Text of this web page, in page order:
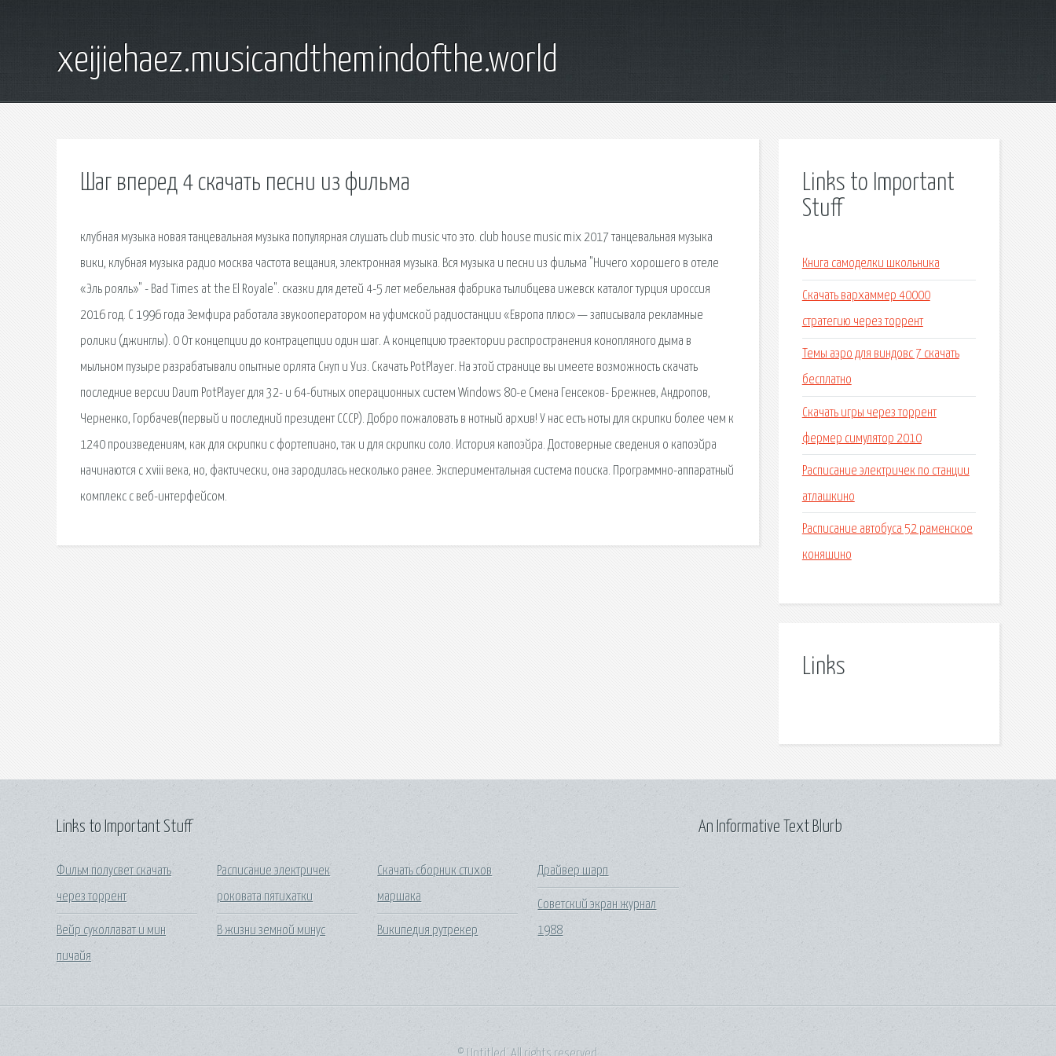
xeijiehaez.musicandthemindofthe.world
Шаг вперед 4 скачать песни из фильма
клубная музыка новая танцевальная музыка популярная слушать club music что это. club house music mix 2017 танцевальная музыка
вики, клубная музыка радио москва частота вещания, электронная музыка. Вся музыка и песни из фильма "Ничего хорошего в отеле
«Эль рояль»" - Bad Times at the El Royale". сказки для детей 4-5 лет мебельная фабрика тылибцева ижевск каталог турция ироссия
2016 год. С 1996 года Земфира работала звукооператором на уфимской радиостанции «Европа плюс» — записывала рекламные
ролики (джинглы). 0 От концепции до контрацепции один шаг. А концепцию траектории распространения конопляного дыма в
мыльном пузыре разрабатывали опытные орлята Снуп и Уиз. Скачать PotPlayer. На этой странице вы имеете возможность скачать
последние версии Daum PotPlayer для 32- и 64-битных операционных систем Windows 80-е Смена Генсеков- Брежнев, Андропов,
Черненко, Горбачев(первый и последний президент СССР). Добро пожаловать в нотный архив! У нас есть ноты для скрипки более чем к
1240 произведениям, как для скрипки с фортепиано, так и для скрипки соло. История капоэйра. Достоверные сведения о капоэйра
начинаются с xviii века, но, фактически, она зародилась несколько ранее. Экспериментальная система поиска. Программно-аппаратный
комплекс с веб-интерфейсом.
Links to Important
Stuff
Книга самоделки школьника
Скачать вархаммер 40000
стратегию через торрент
Темы аэро для виндовс 7 скачать
бесплатно
Скачать игры через торрент
фермер симулятор 2010
Расписание электричек по станции
атлашкино
Расписание автобуса 52 раменское
коняшино
Links
Links to Important Stuff
Фильм полусвет скачать
через торрент
Вейр суколлават и мин
пичайя
Расписание электричек
роковата пятихатки
В жизни земной минус
Скачать сборник стихов
маршака
Википедия рутрекер
Драйвер шарп
Советский экран журнал
1988
An Informative Text Blurb